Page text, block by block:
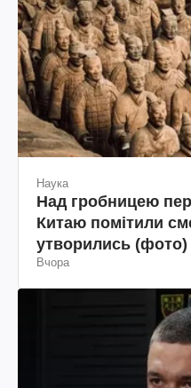
Наука
Над гробницею
Китаю помітили
утворились (фото)
Вчора